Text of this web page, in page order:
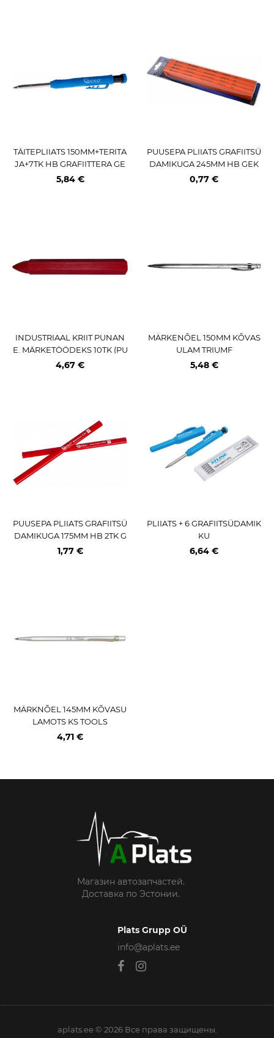
TÄITEPLIIATS 150MM+TERITA
JA+7TK HB GRAFIITTERA GE
KO
5,84 €
PUUSEPA PLIIATS GRAFIITSÜ
DAMIKUGA 245MM HB GEK
O
0,77 €
INDUSTRIAAL KRIIT PUNAN
E. MÄRKETÖÖDEKS 10TK (PU
IT. METALL) TRIUMF
4,67 €
MÄRKENÕEL 150MM KÕVAS
ULAM TRIUMF
5,48 €
PUUSEPA PLIIATS GRAFIITSÜ
DAMIKUGA 175MM HB 2TK G
EKO
1,77 €
PLIIATS + 6 GRAFIITSÜDAMIK
KU
6,64 €
MÄRKNÕEL 145MM KÕVASU
LAMOTS KS TOOLS
4,71 €
Магазин автозапчастей.
Доставка по Эстонии.
Plats Grupp OÜ
info@aplats.ee
aplats.ee © 2026 Все права защищены.